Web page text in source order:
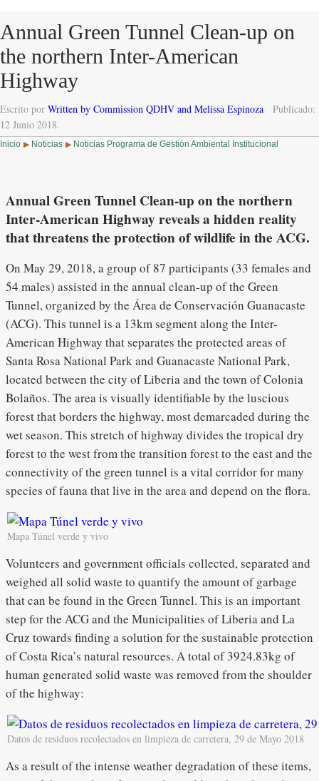
Annual Green Tunnel Clean-up on
the northern Inter-American
Highway
Escrito por Written by Commission QDHV and Melissa Espinoza
Publicado:
12 Junio 2018.
Inicio ▶ Noticias ▶ Noticias Programa de Gestión Ambiental Institucional
Annual Green Tunnel Clean-up on the northern
Inter-American Highway reveals a hidden reality
that threatens the protection of wildlife in the ACG.
On May 29, 2018, a group of 87 participants (33 females and
54 males) assisted in the annual clean-up of the Green
Tunnel, organized by the Área de Conservación Guanacaste
(ACG). This tunnel is a 13km segment along the Inter-
American Highway that separates the protected areas of
Santa Rosa National Park and Guanacaste National Park,
located between the city of Liberia and the town of Colonia
Bolaños. The area is visually identifiable by the luscious
forest that borders the highway, most demarcaded during the
wet season. This stretch of highway divides the tropical dry
forest to the west from the transition forest to the east and the
connectivity of the green tunnel is a vital corridor for many
species of fauna that live in the area and depend on the flora.
Mapa Túnel verde y vivo
Volunteers and government officials collected, separated and
weighed all solid waste to quantify the amount of garbage
that can be found in the Green Tunnel. This is an important
step for the ACG and the Municipalities of Liberia and La
Cruz towards finding a solution for the sustainable protection
of Costa Rica’s natural resources. A total of 3924.83kg of
human generated solid waste was removed from the shoulder
of the highway:
Datos de residuos recolectados en limpieza de carretera, 29 de Mayo 2018
As a result of the intense weather degradation of these items,